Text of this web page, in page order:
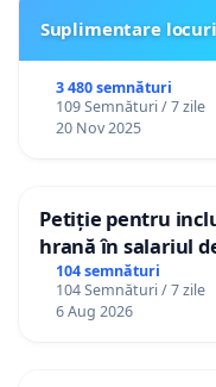
Suplimentare
3 480 semnături
109 Semnături / 7 zile
20 Nov 2025
Petiție pentru
hrană în salariul
gradațiilor de
personali
104 semnături
104 Semnături / 7 zile
6 Aug 2026